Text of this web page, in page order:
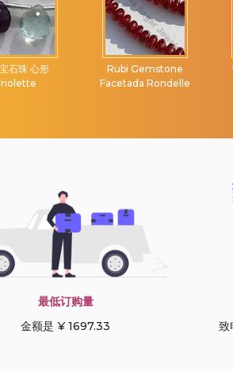
石
石英
石
宝石
石珠 心形
Rubi Gemstone
Facetada Rondelle
最低订购量
金额是 ¥ 1697.33